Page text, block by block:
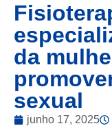
da
sexual
junho 17, 2025